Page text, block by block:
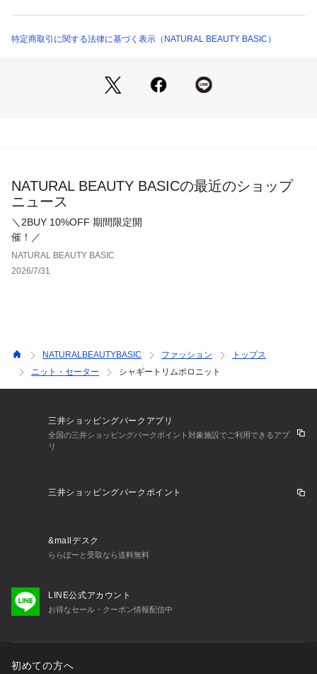
仕様・前ボタン
商品番号：1100700000909 （モール）
特定商取引に関する法律に基づく表示（NATURAL BEAUTY BASIC）
NATURAL BEAUTY BASICの最近のショップ
ニュース
＼2BUY 10%OFF 期間限定開
催！／
NATURAL BEAUTY BASIC
2026/7/31
NATURALBEAUTYBASIC ファッション
トップス
ニット・セーター
シャギートリムポロニット
三井ショッピングパークアプリ
全国の三井ショッピングパークポイント対象施設でご利用できるアプ
リ
三井ショッピングパークポイント
&mallデスク
ららぽーと受取なら送料無料
LINE公式アカウント
お得なセール・クーポン情報配信中
初めての方へ